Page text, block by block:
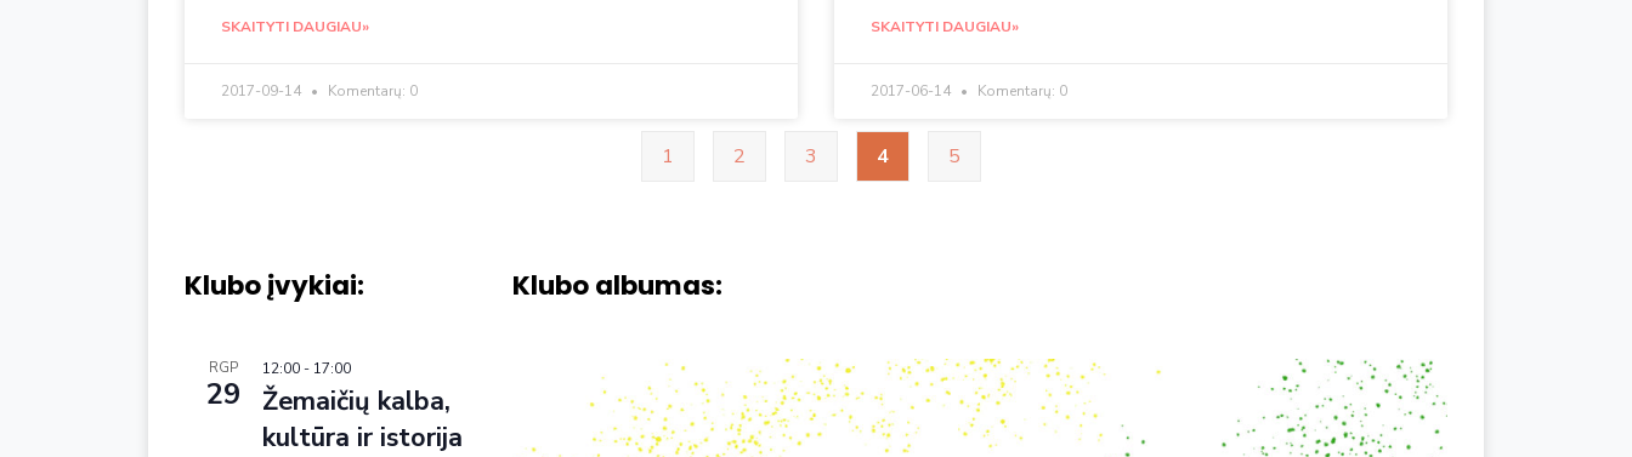
SKAITYTI DAUGIAU»
2017-09-14 Komentarų: 0
SKAITYTI DAUGIAU»
2017-06-14 Komentarų: 0
1 2 3 4 5
Klubo įvykiai:
RGP
29
12:00- 17:00
Žemaičių kalba,
kultūra ir istorija
Klubo albumas: